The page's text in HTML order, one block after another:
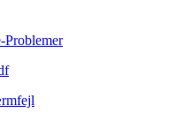
Problemer